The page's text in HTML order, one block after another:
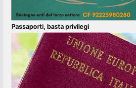
Passaporti, basta privilegi